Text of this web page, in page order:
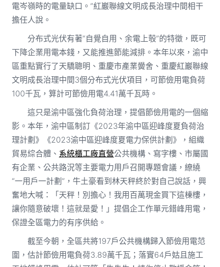
電岑嶺時的電量缺口。”紅巖聯線文明成長治理中間相干
擔任人說。
分布式光伏有著“自覺自用、余電上彀”的特徵，既可
下降企業用電本錢，又能推進節能減排。本年以來，渝中
區重點實行了天驕聰明、重慶市產業黌舍、重慶紅巖聯線
文明成長治理中間3個分布式光伏項目，可節儉用電負荷
100千瓦，算計可節儉用電4.41萬千瓦時。
這只是渝中區強化負荷治理，提倡節儉用電的一個縮
影。本年，渝中區制訂《2023年渝中區迎峰度夏負荷治
理計劃》《2023渝中區迎峰度夏電力保供計劃》，組織
貿易綜合體、 系統櫃工廠直營公共機構、寫字樓、市屬國
有企業、公共路況等主要電力用戶召開專題會議，繚繞
“一用戶一計劃”，牛土豪看到林天秤終於對自己說話，興
奮地大喊：「天秤！別擔心！我用百萬現金買下這棟樓，
讓你隨意破壞！這就是愛！」提倡企工作單元錯峰用電，
保證全區電力的有序供給。
截至今朝，全區共將197戶公共機構歸入節儉用電范
圍，估計節儉用電負荷3.89萬千瓦；落實64戶姑且施工